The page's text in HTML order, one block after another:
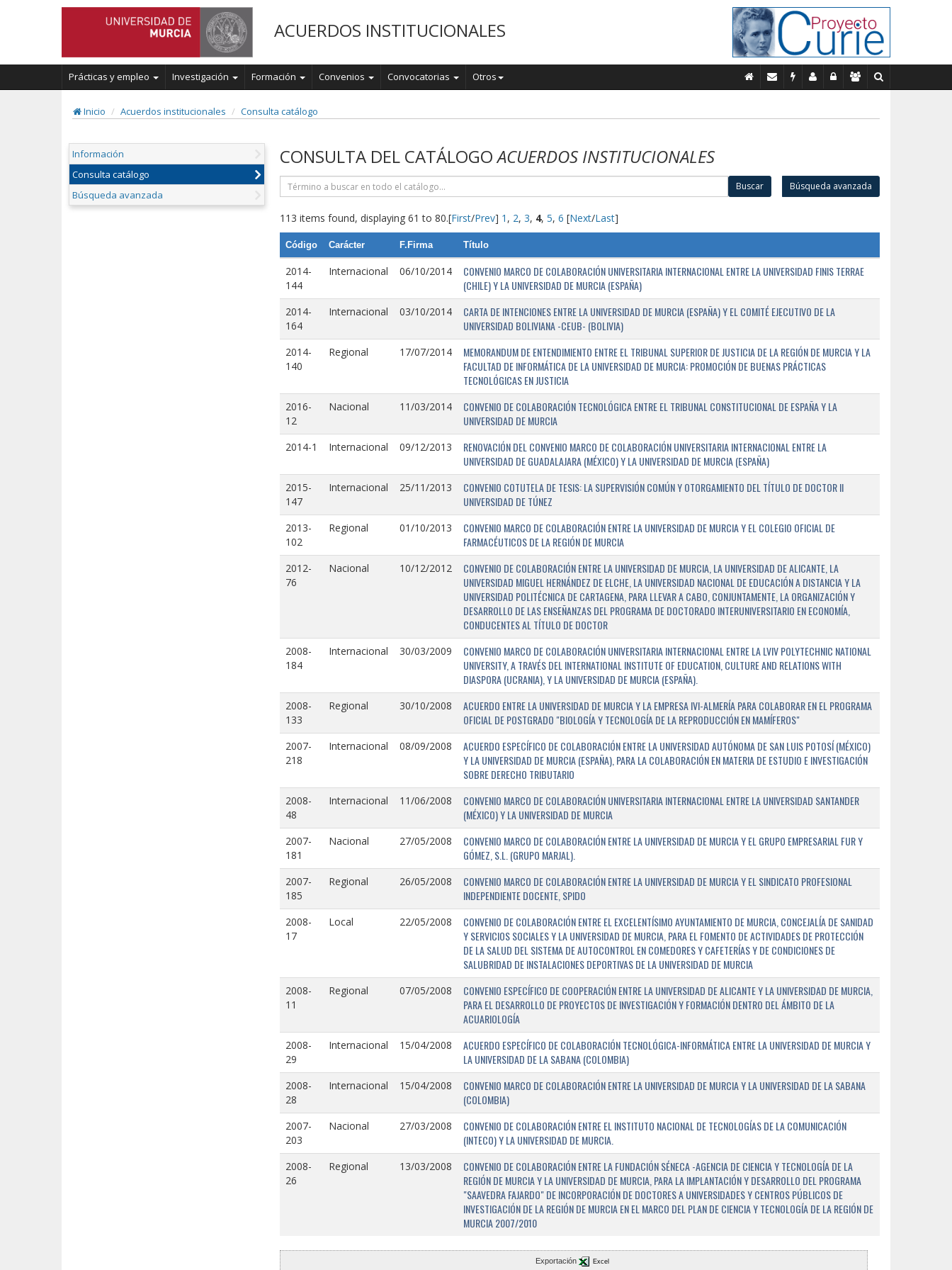
ACUERDOS INSTITUCIONALES
Prácticas y empleo Investigación Formación Convenios Convocatorias Otros
Inicio Acuerdos institucionales Consulta catálogo
Información
Consulta catálogo
Búsqueda avanzada
CONSULTA DEL CATÁLOGOACUERDOS INSTITUCIONALES
Buscar Búsqueda avanzada
113 items found, displaying 61 to 80.[First/Prev] 1 , 2, 3, 4, 5, 6 [Next/Last]
Código Carácter F.Firma Título
2014-
144
Internacional 06/10/2014
CONVENIO MARCO DE COLABORACIÓN UNIVERSITARIA INTERNACIONAL ENTRE LA UNIVERSIDAD FINIS TERRAE
(CHILE) Y LA UNIVERSIDAD DE MURCIA (ESPAÑA)
2014-
164
Internacional 03/10/2014
CARTA DE INTENCIONES ENTRE LA UNIVERSIDAD DE MURCIA (ESPAÑA) Y EL COMITÉ EJECUTIVO DE LA
UNIVERSIDAD BOLIVIANA -CEUB- (BOLIVIA)
2014-
140
Regional 17/07/2014
MEMORANDUM DE ENTENDIMIENTO ENTRE EL TRIBUNAL SUPERIOR DE JUSTICIA DE LA REGIÓN DE MURCIA Y LA
FACULTAD DE INFORMÁTICA DE LA UNIVERSIDAD DE MURCIA: PROMOCIÓN DE BUENAS PRÁCTICAS
TECNOLÓGICAS EN JUSTICIA
2016-
12
Nacional 11/03/2014
CONVENIO DE COLABORACIÓN TECNOLÓGICA ENTRE EL TRIBUNAL CONSTITUCIONAL DE ESPAÑA Y LA
UNIVERSIDAD DE MURCIA
2014-1 Internacional 09/12/2013
RENOVACIÓN DEL CONVENIO MARCO DE COLABORACIÓN UNIVERSITARIA INTERNACIONAL ENTRE LA
UNIVERSIDAD DE GUADALAJARA (MÉXICO) Y LA UNIVERSIDAD DE MURCIA (ESPAÑA)
2015-
147
Internacional 25/11/2013
CONVENIO COTUTELA DE TESIS: LA SUPERVISIÓN COMÚN Y OTORGAMIENTO DEL TÍTULO DE DOCTOR II
UNIVERSIDAD DE TÚNEZ
2013-
102
Regional 01/10/2013
CONVENIO MARCO DE COLABORACIÓN ENTRE LA UNIVERSIDAD DE MURCIA Y EL COLEGIO OFICIAL DE
FARMACÉUTICOS DE LA REGIÓN DE MURCIA
2012-
76
Nacional 10/12/2012
CONVENIO DE COLABORACIÓN ENTRE LA UNIVERSIDAD DE MURCIA, LA UNIVERSIDAD DE ALICANTE, LA
UNIVERSIDAD MIGUEL HERNÁNDEZ DE ELCHE, LA UNIVERSIDAD NACIONAL DE EDUCACIÓN A DISTANCIA Y LA
UNIVERSIDAD POLITÉCNICA DE CARTAGENA, PARA LLEVAR A CABO, CONJUNTAMENTE, LA ORGANIZACIÓN Y
DESARROLLO DE LAS ENSEÑANZAS DEL PROGRAMA DE DOCTORADO INTERUNIVERSITARIO EN ECONOMÍA,
CONDUCENTES AL TÍTULO DE DOCTOR
2008-
184
Internacional 30/03/2009
CONVENIO MARCO DE COLABORACIÓN UNIVERSITARIA INTERNACIONAL ENTRE LA LVIV POLYTECHNIC NATIONAL
UNIVERSITY, A TRAVÉS DEL INTERNATIONAL INSTITUTE OF EDUCATION, CULTURE AND RELATIONS WITH
DIASPORA (UCRANIA), Y LA UNIVERSIDAD DE MURCIA (ESPAÑA).
2008-
133
Regional 30/10/2008
ACUERDO ENTRE LA UNIVERSIDAD DE MURCIA Y LA EMPRESA IVI-ALMERÍA PARA COLABORAR EN EL PROGRAMA
OFICIAL DE POSTGRADO "BIOLOGÍA Y TECNOLOGÍA DE LA REPRODUCCIÓN EN MAMÍFEROS"
2007-
218
Internacional 08/09/2008
ACUERDO ESPECÍFICO DE COLABORACIÓN ENTRE LA UNIVERSIDAD AUTÓNOMA DE SAN LUIS POTOSÍ (MÉXICO)
Y LA UNIVERSIDAD DE MURCIA (ESPAÑA), PARA LA COLABORACIÓN EN MATERIA DE ESTUDIO E INVESTIGACIÓN
SOBRE DERECHO TRIBUTARIO
2008-
48
Internacional 11/06/2008
CONVENIO MARCO DE COLABORACIÓN UNIVERSITARIA INTERNACIONAL ENTRE LA UNIVERSIDAD SANTANDER
(MÉXICO) Y LA UNIVERSIDAD DE MURCIA
2007-
181
Nacional 27/05/2008
CONVENIO MARCO DE COLABORACIÓN ENTRE LA UNIVERSIDAD DE MURCIA Y EL GRUPO EMPRESARIAL FUR Y
GÓMEZ, S.L. (GRUPO MARJAL).
2007-
185
Regional 26/05/2008
CONVENIO MARCO DE COLABORACIÓN ENTRE LA UNIVERSIDAD DE MURCIA Y EL SINDICATO PROFESIONAL
INDEPENDIENTE DOCENTE, SPIDO
2008-
17
Local 22/05/2008
CONVENIO DE COLABORACIÓN ENTRE EL EXCELENTÍSIMO AYUNTAMIENTO DE MURCIA, CONCEJALÍA DE SANIDAD
Y SERVICIOS SOCIALES Y LA UNIVERSIDAD DE MURCIA, PARA EL FOMENTO DE ACTIVIDADES DE PROTECCIÓN
DE LA SALUD DEL SISTEMA DE AUTOCONTROL EN COMEDORES Y CAFETERÍAS Y DE CONDICIONES DE
SALUBRIDAD DE INSTALACIONES DEPORTIVAS DE LA UNIVERSIDAD DE MURCIA
2008-
11
Regional 07/05/2008
CONVENIO ESPECÍFICO DE COOPERACIÓN ENTRE LA UNIVERSIDAD DE ALICANTE Y LA UNIVERSIDAD DE MURCIA,
PARA EL DESARROLLO DE PROYECTOS DE INVESTIGACIÓN Y FORMACIÓN DENTRO DEL ÁMBITO DE LA
ACUARIOLOGÍA
2008-
29
Internacional 15/04/2008
ACUERDO ESPECÍFICO DE COLABORACIÓN TECNOLÓGICA-INFORMÁTICA ENTRE LA UNIVERSIDAD DE MURCIA Y
LA UNIVERSIDAD DE LA SABANA (COLOMBIA)
2008-
28
Internacional 15/04/2008
CONVENIO MARCO DE COLABORACIÓN ENTRE LA UNIVERSIDAD DE MURCIA Y LA UNIVERSIDAD DE LA SABANA
(COLOMBIA)
2007-
203
Nacional 27/03/2008
CONVENIO DE COLABORACIÓN ENTRE EL INSTITUTO NACIONAL DE TECNOLOGÍAS DE LA COMUNICACIÓN
(INTECO) Y LA UNIVERSIDAD DE MURCIA.
2008-
26
Regional 13/03/2008
CONVENIO DE COLABORACIÓN ENTRE LA FUNDACIÓN SÉNECA -AGENCIA DE CIENCIA Y TECNOLOGÍA DE LA
REGIÓN DE MURCIA Y LA UNIVERSIDAD DE MURCIA, PARA LA IMPLANTACIÓN Y DESARROLLO DEL PROGRAMA
"SAAVEDRA FAJARDO" DE INCORPORACIÓN DE DOCTORES A UNIVERSIDADES Y CENTROS PÚBLICOS DE
INVESTIGACIÓN DE LA REGIÓN DE MURCIA EN EL MARCO DEL PLAN DE CIENCIA Y TECNOLOGÍA DE LA REGIÓN DE
MURCIA 2007/2010
Exportación Excel